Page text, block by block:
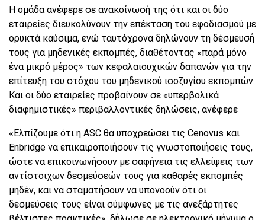
Η ομάδα ανέφερε σε ανακοίνωσή της ότι και οι δύο
εταιρείες διευκολύνουν την επέκταση του εφοδιασμού με
ορυκτά καύσιμα, ενώ ταυτόχρονα δηλώνουν τη δέσμευσή
τους για μηδενικές εκπομπές, διαθέτοντας «παρά μόνο
ένα μικρό μέρος» των κεφαλαιουχικών δαπανών για την
επίτευξη του στόχου του μηδενικού ισοζυγίου εκπομπών.
Και οι δύο εταιρείες προβαίνουν σε «υπερβολικά
διαφημιστικές» περιβαλλοντικές δηλώσεις, ανέφερε
«Ελπίζουμε ότι η ASC θα υποχρεώσει τις Cenovus και
Enbridge να επικαιροποιήσουν τις γνωστοποιήσεις τους,
ώστε να επικοινωνήσουν με σαφήνεια τις ελλείψεις των
αντίστοιχων δεσμεύσεών τους για καθαρές εκπομπές
μηδέν, και να σταματήσουν να υπονοούν ότι οι
δεσμεύσεις τους είναι σύμφωνες με τις ανεξάρτητες